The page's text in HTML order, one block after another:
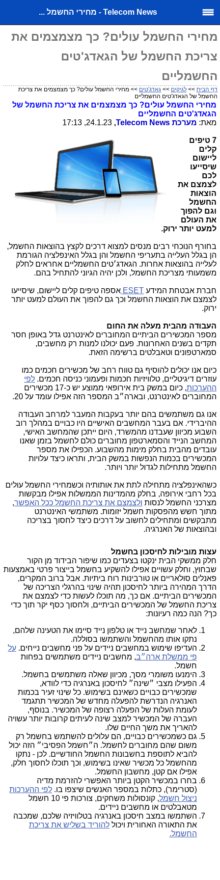
Telecom News - מחירי החשמל ...
מחירי החשמל עולים? כך מצמצמים את
צריכת החשמל של הגאדג'טים
החשמליים
דף הבית >> לגיקים >> גאדג'טים >> מחירי החשמל עולים? כך מצמצמים את צריכת
החשמל של הגאדג'טים החשמליים
מחירי החשמל עולים? כך מצמצמים את צריכת החשמל של
הגאדג'טים החשמליים
מאת: מערכת Telecom News
,
24.1.23, 17:13
7 טיפים
קלים
ליישום
שיסייעו
לכם
לצמצם את
הוצאות
החשמל
וגם להפוך
את העולם
למעט יותר ירוק.
בחורף הנוכחי רבים מנסים למצוא דרכים לקצץ בהוצאות החשמל,
הן בגלל העלייה בתעריפי החשמל והן בגלל האינפלציה הגורמת
לעלייה בהוצאות אחרות. הגאדג׳טים החשמליים אחראים לחלק
משמעותי מצריכת החשמל, ולכן יהיה הגיוני להתחיל בהם.
חברת אבטחת המידע ESET אספה טיפים קלים ליישום, שיסייעו
לצמצם את הוצאות החשמל וכך גם להפוך את העולם למעט יותר
ירוק.
העבודה מהבית מעלה את החום
מספר המכשירים הביתיים המחוברים לאינטרנט גדל באופן חסר
תקדים בשנים האחרונות. פעם יכולנו למנות רק מחשבים,
סמארטפונים וטאבלטים ברשימה הזאת.
כיום אנו יכולים להוסיף גם טווח רחב של מכשירים חכמים כמו
עוזרים דיגיטליים, טלוויזיות חכמות ופעמוני כניסה חכמים. לפי
ההערכות
, כיום במשק בית אירופאי ממוצע יש כ-17 מכשירים
המחוברים לאינטרנט, ובארה״ב המספר הזה אפילו עומד על 20.
אנו גם משתמשים בהם יותר בעקבות המעבר למרחב העבודה
ההיברידי. אם בעבר המחשבים האישיים היו כבויים במהלך רוב
השבוע מכיוון שעבדנו מהמשרד, היום ייתכן שהמחשב האישי,
המחשב הנייד והסמארטפון מחוברים כולם לחשמל בזמן שאנו
עובדים מהבית בחלק מימות מהשבוע. הכפילו את מספר
המכשירים בכמות הנפשות במשק הבית, ותראו כיצד עלויות
החשמל מתחילות לגדול יותר ויותר.
כשהאינפלציה מתחילה לתת את אותותיה וכשמחירי החשמל עולים
בכל רחבי אירופה, בחלק מהמדינות הממשלות אפילו מבקשות
מצרכני החשמל לנסות ולצמצם את צריכת החשמל ככל האפשר,
מתוך חשש מהפסקות חשמל יזומות. משתמשי האינטרנט
מתבקשים ומתחילים לחשוב על דרכים כיצד לחסוך בצריכה
ובהוצאות של האנרגיה.
עצות מובילות לחיסכון בחשמל
חלק ממשקי הבית ינקטו בצעדים כמו שיפור הבידוד מן הקור
שבחוץ, וחלק עשויים אפילו להשקיע בחשמל בייצור פרטי באמצעות
פאנלים סולאריים או טורבינות רוח ביתיות. אבל ברוב המקרים,
הדרך המהירה ביותר לחיסכון תהיה שינוי בהרגלי הצריכה של
המכשירים הביתיים. אם כך, מה תוכלו לעשות כדי לצמצם את
צריכת החשמל של המכשירים הביתיים, ולחסוך כסף יקר תוך כדי
כך? הנה כמה רעיונות:
לאחר שמחשב נייד או טלפון נייד סיימו את הטעינה שלהם,
נתקו אותו מהחשמל והשתמשו בסוללה.
העדיפו שימוש במחשבים ניידים על פני מחשבים נייחים. על
פי ממשלת ארה״ב, מחשבים ניידים משתמשים בפחות
חשמל.
הימנעו משומרי מסך, מכיוון שאלה משתמשים בחשמל.
הפעילו מצבי ״שינה״ לחיסכון באנרגיה כדי לוודא,
שמכשירים כבויים כשאינם בשימוש. כל שינוי זעיר בכמות
האנרגיה הנדרשת להפעלה מחדש של המכשיר תתגמד
לעומת העלות של הפעלה רצופה של המכשיר. בנוסף,
העברה של המכשיר למצב שינה לעיתים קרובות יותר עשויה
להאריך את משך החיים שלו.
גם כשמכשירים כבויים, הם עלולים להשתמש בחשמל רק
משום שהם מחוברים לחשמל. ה״חשמל הפסיבי״ הזה יכול
להביא לתוספת בחשבונות החשמל החודשיים. לכן - נתקו
מהחשמל כל מכשיר שאינו בשימוש, וכך תוכלו לחסוך חלק,
אפילו אם קטן, מחשבון החשמל.
בחרו במכשיר הקטן ביותר האפשרי להזרמת מדיה
(סטרימר), כתלות במספר האנשים שיצפו בו. לפי ההערכות
ניצול חשמל
, קונסולות משחקים, צורכות פי 10 חשמל
מטאבלטים או מחשבים ניידים.
השתמשו במצב חיסכון באנרגיה בטלוויזיה שלכם, שמכבה
את התאורה האחורית ויכול להוריד בשליש את צריכת
החשמל.